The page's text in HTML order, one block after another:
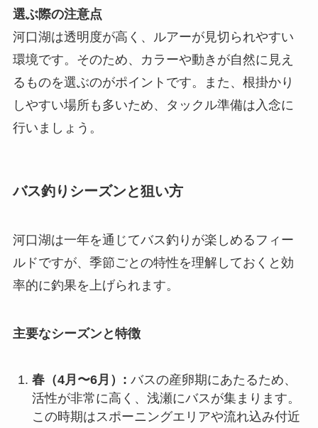
選ぶ際の注意点
河口湖は透明度が高く、ルアーが見切られやすい
環境です。そのため、カラーや動きが自然に見え
るものを選ぶのがポイントです。また、根掛かり
しやすい場所も多いため、タックル準備は入念に
行いましょう。
バス釣りシーズンと狙い方
河口湖は一年を通じてバス釣りが楽しめるフィー
ルドですが、季節ごとの特性を理解しておくと効
率的に釣果を上げられます。
主要なシーズンと特徴
春（4月〜6月）: バスの産卵期にあたるため、
活性が非常に高く、浅瀬にバスが集まります。
この時期はスポーニングエリアや流れ込み付近